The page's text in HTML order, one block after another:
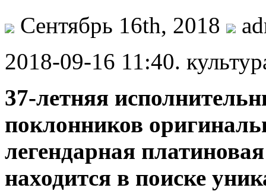
Сентябрь 16th, 2018
2018-09-16 11:40.
37-летняя
поклонников
легендарная
находится в поиске